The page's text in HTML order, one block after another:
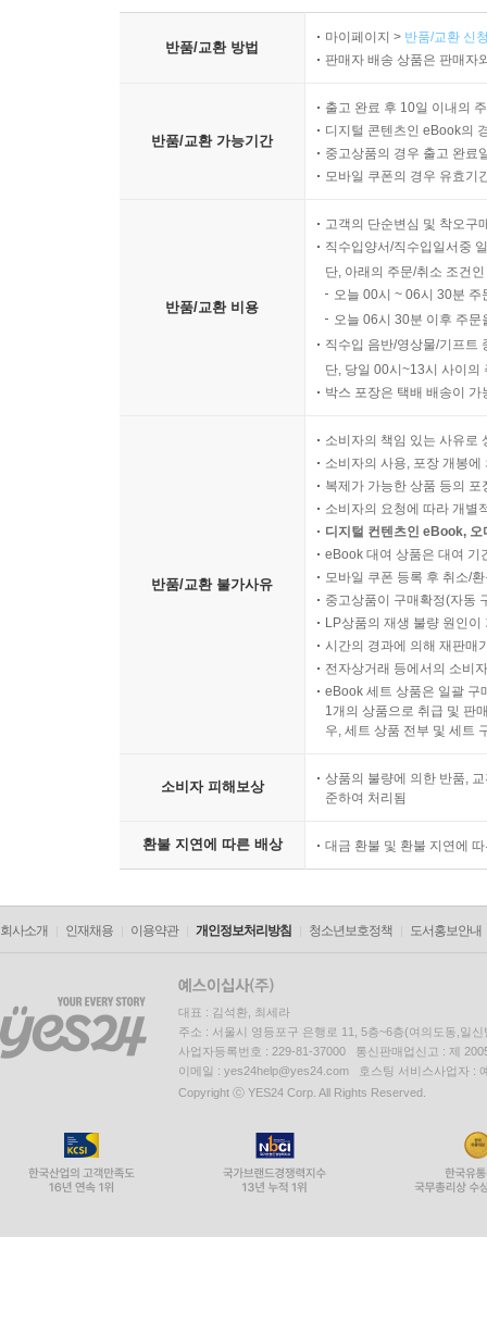
반품/교환 방법
마이페이지 > 반품/교환 신
판매자 배송 상품은 판매자
반품/교환 가능기간
출고 완료 후 10일 이내의
디지털 콘텐츠인 eBook의
중고상품의 경우 출고 완료
모바일 쿠폰의 경우 유효기
반품/교환 비용
고객의 단순변심 및 착오구
직수입양서/직수입일서중
단, 아래의 주문/취소 조건
오늘 00시 ~ 06시 30분
오늘 06시 30분 이후 주
직수입 음반/영상물/기프트
단, 당일 00시~13시 사이의
박스 포장은 택배 배송이
반품/교환 불가사유
소비자의 책임 있는 사유로
소비자의 사용, 포장 개봉
복제가 가능한 상품 등의
소비자의 요청에 따라 개별
디지털 컨텐츠인 eBook,
eBook 대여 상품은 대여 기
모바일 쿠폰 등록 후 취소/
중고상품이 구매확정(자동
LP상품의 재생 불량 원인
시간의 경과에 의해 재판매
전자상거래 등에서의 소비
eBook 세트 상품은 일괄 구
1개의 상품으로 취급 및 판
우, 세트 상품 전부 및 세트
소비자 피해보상
상품의 불량에 의한 반품,
준하여 처리됨
환불 지연에 따른 배상 대금 환불 및 환불 지연에
회사소개 인재채용 이용약관 개인정보처리방침 청소년보호정책 도서홍보안내
대표 : 김석환, 최세라
주소 : 서울시 영등포구 은행로 11, 5층~6층(여의도동,일신
사업자등록번호 : 229-81-37000 통신판매업신고 : 제
이메일 : yes24help@yes24.com 호스팅 서비스사업자 :
Copyright ⓒ YES24 Corp. All Rights Reserved.